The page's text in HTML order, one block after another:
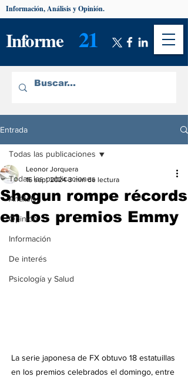
Informe 21
Información, Análisis y Opinión.
Entrada
Todas las publicaciones
Análisis
Opinión
Información
De interés
Psicología y Salud
Todas las publicaciones
Shogun rompe récords
en los premios Emmy
Leonor Jorquera
16 sept 2024 3 min de lectura
La serie japonesa de FX obtuvo 18 estatuillas
en los premios celebrados el domingo, entre